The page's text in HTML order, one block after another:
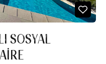
SOSYAL